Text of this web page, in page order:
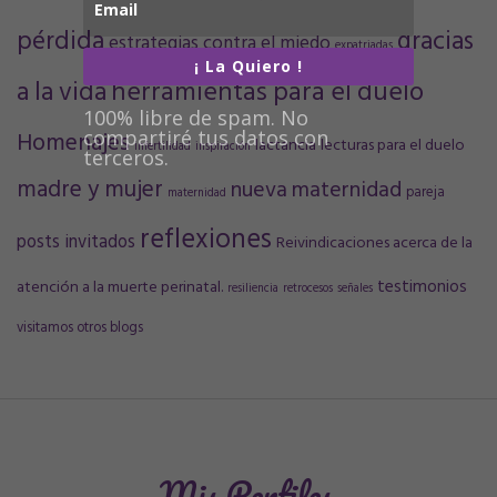
pérdidaestrategias contra el miedo expatriadas gracias
a la vidaherramientas para el duelo
Homenajes infertilidad inspiración lactancia lecturas para el duelo
madre y mujer maternidad nueva maternidad pareja
posts invitados reflexiones Reivindicaciones acerca de la
atención a la muerte perinatal. resiliencia retrocesos señales testimonios
visitamos otros blogs
¡ La Quiero !
100% libre de spam. No
compartiré tus datos con
terceros.